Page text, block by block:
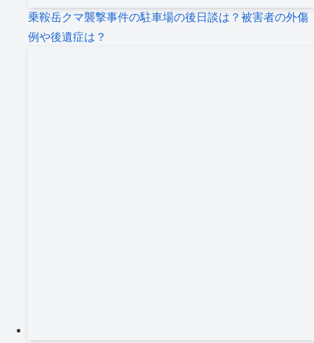
乗鞍岳クマ襲撃事件の駐車場の後日談は？被害者の外傷
例や後遺症は？